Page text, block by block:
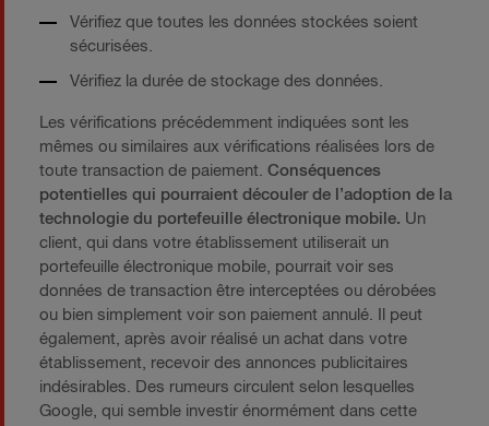
Vérifiez que toutes les données stockées soient
sécurisées.
Vérifiez la durée de stockage des données.
Les vérifications précédemment indiquées sont les
mêmes ou similaires aux vérifications réalisées lors de
toute transaction de paiement. Conséquences
potentielles qui pourraient découler de l’adoption de la
technologie du portefeuille électronique mobile. Un
client, qui dans votre établissement utiliserait un
portefeuille électronique mobile, pourrait voir ses
données de transaction être interceptées ou dérobées
ou bien simplement voir son paiement annulé. Il peut
également, après avoir réalisé un achat dans votre
établissement, recevoir des annonces publicitaires
indésirables. Des rumeurs circulent selon lesquelles
Google, qui semble investir énormément dans cette